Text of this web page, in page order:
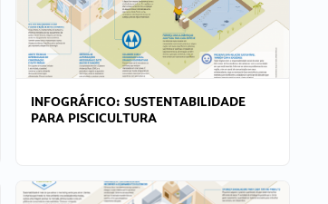
INFOGRÁFICO: SUSTENTABILIDADE
PARA PISCICULTURA